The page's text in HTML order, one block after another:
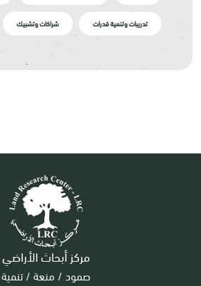
تدريبات وتنمية قدرات شراكات وتشبيك
مركز أبحاث الأراضي
صمود / منعة / تنمية